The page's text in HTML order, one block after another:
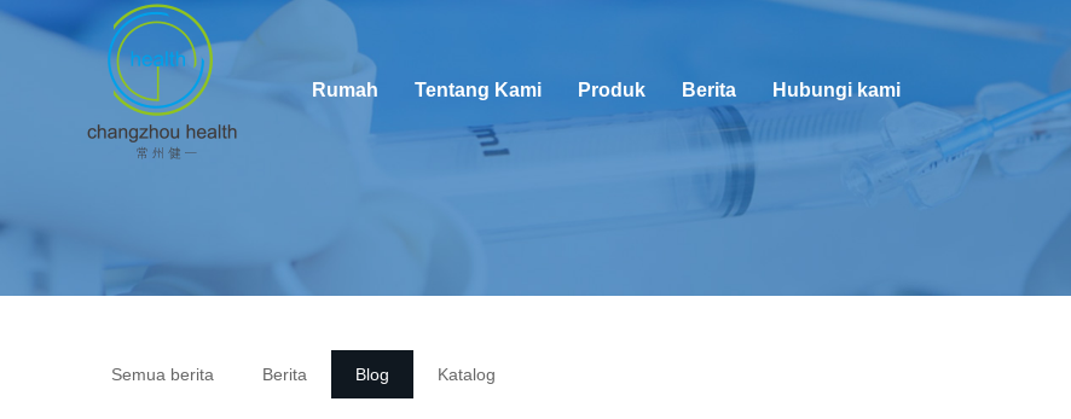
Rumah Tentang Kami Produk Berita Hubungi kami
Semua berita Berita Blog Katalog